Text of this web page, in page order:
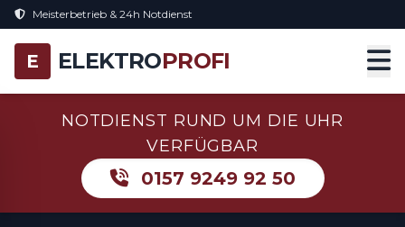
Meisterbetrieb & 24h Notdienst
E ELEKTROPROFI
NOTDIENST RUND UM DIE UHR
VERFÜGBAR
0157 9249 92 50